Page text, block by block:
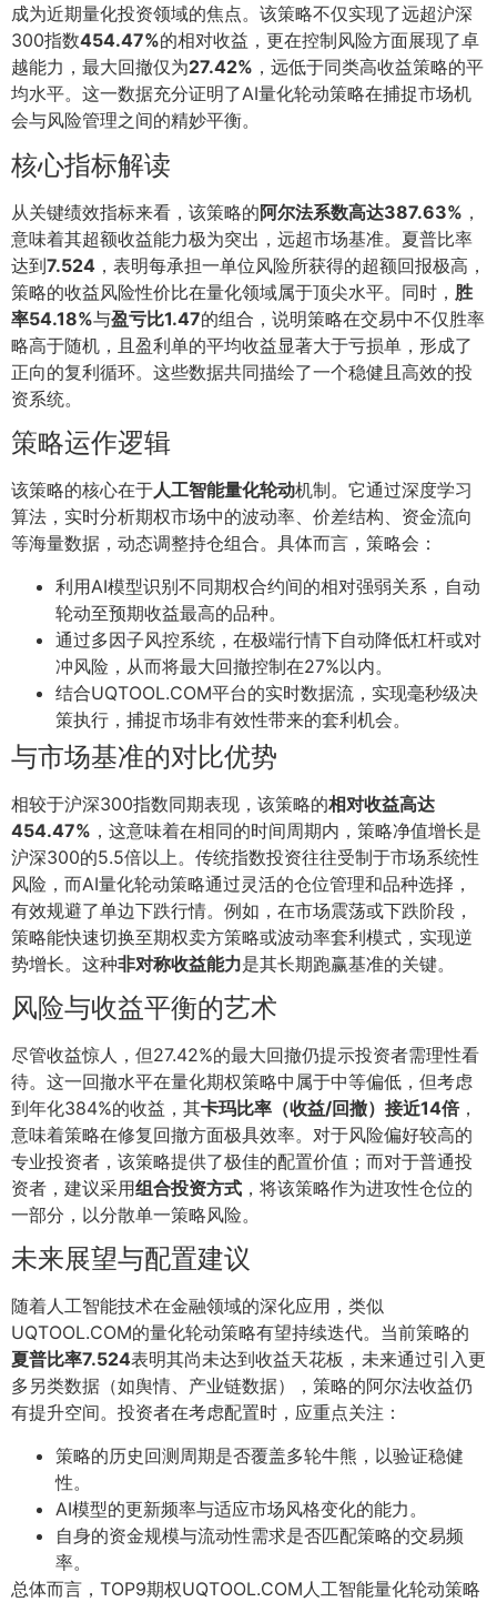
成为近期量化投资领域的焦点。该策略不仅实现了远超沪深
300指数454.47%的相对收益，更在控制风险方面展现了卓
越能力，最大回撤仅为27.42% ，远低于同类高收益策略的平
均水平。这一数据充分证明了AI量化轮动策略在捕捉市场机
会与风险管理之间的精妙平衡。
核心指标解读
从关键绩效指标来看，该策略的阿尔法系数高达387.63% ，
意味着其超额收益能力极为突出，远超市场基准。夏普比率
达到7.524 ，表明每承担一单位风险所获得的超额回报极高，
策略的收益风险性价比在量化领域属于顶尖水平。同时， 胜
率54.18%与盈亏比1.47的组合，说明策略在交易中不仅胜率
略高于随机，且盈利单的平均收益显著大于亏损单，形成了
正向的复利循环。这些数据共同描绘了一个稳健且高效的投
资系统。
策略运作逻辑
该策略的核心在于人工智能量化轮动机制。它通过深度学习
算法，实时分析期权市场中的波动率、价差结构、资金流向
等海量数据，动态调整持仓组合。具体而言，策略会：
利用AI模型识别不同期权合约间的相对强弱关系，自动
轮动至预期收益最高的品种。
通过多因子风控系统，在极端行情下自动降低杠杆或对
冲风险，从而将最大回撤控制在27%以内。
结合UQTOOL.COM平台的实时数据流，实现毫秒级决
策执行，捕捉市场非有效性带来的套利机会。
与市场基准的对比优势
相较于沪深300指数同期表现，该策略的相对收益高达
454.47% ，这意味着在相同的时间周期内，策略净值增长是
沪深300的5.5倍以上。传统指数投资往往受制于市场系统性
风险，而AI量化轮动策略通过灵活的仓位管理和品种选择，
有效规避了单边下跌行情。例如，在市场震荡或下跌阶段，
策略能快速切换至期权卖方策略或波动率套利模式，实现逆
势增长。这种非对称收益能力是其长期跑赢基准的关键。
风险与收益平衡的艺术
尽管收益惊人，但27.42%的最大回撤仍提示投资者需理性看
待。这一回撤水平在量化期权策略中属于中等偏低，但考虑
到年化384%的收益，其卡玛比率（收益/回撤）接近14倍，
意味着策略在修复回撤方面极具效率。对于风险偏好较高的
专业投资者，该策略提供了极佳的配置价值；而对于普通投
资者，建议采用组合投资方式 ，将该策略作为进攻性仓位的
一部分，以分散单一策略风险。
未来展望与配置建议
随着人工智能技术在金融领域的深化应用，类似
UQTOOL.COM的量化轮动策略有望持续迭代。当前策略的
夏普比率7.524表明其尚未达到收益天花板，未来通过引入更
多另类数据（如舆情、产业链数据），策略的阿尔法收益仍
有提升空间。投资者在考虑配置时，应重点关注：
策略的历史回测周期是否覆盖多轮牛熊，以验证稳健
性。
AI模型的更新频率与适应市场风格变化的能力。
自身的资金规模与流动性需求是否匹配策略的交易频
率。
总体而言，TOP9期权UQTOOL.COM人工智能量化轮动策略